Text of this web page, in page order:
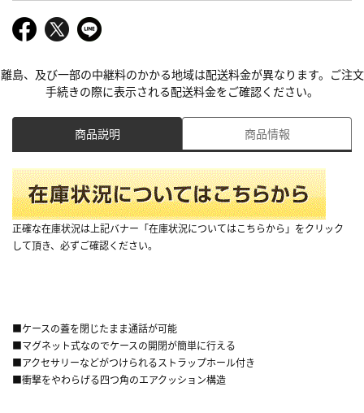
離島、及び一部の中継料のかかる地域は配送料金が異なります。ご注文
手続きの際に表示される配送料金をご確認ください。
商品説明 商品情報
正確な在庫状況は上記バナー「在庫状況についてはこちらから」をクリック
して頂き、必ずご確認ください。
■ケースの蓋を閉じたまま通話が可能
■マグネット式なのでケースの開閉が簡単に行える
■アクセサリーなどがつけられるストラップホール付き
■衝撃をやわらげる四つ角のエアクッション構造